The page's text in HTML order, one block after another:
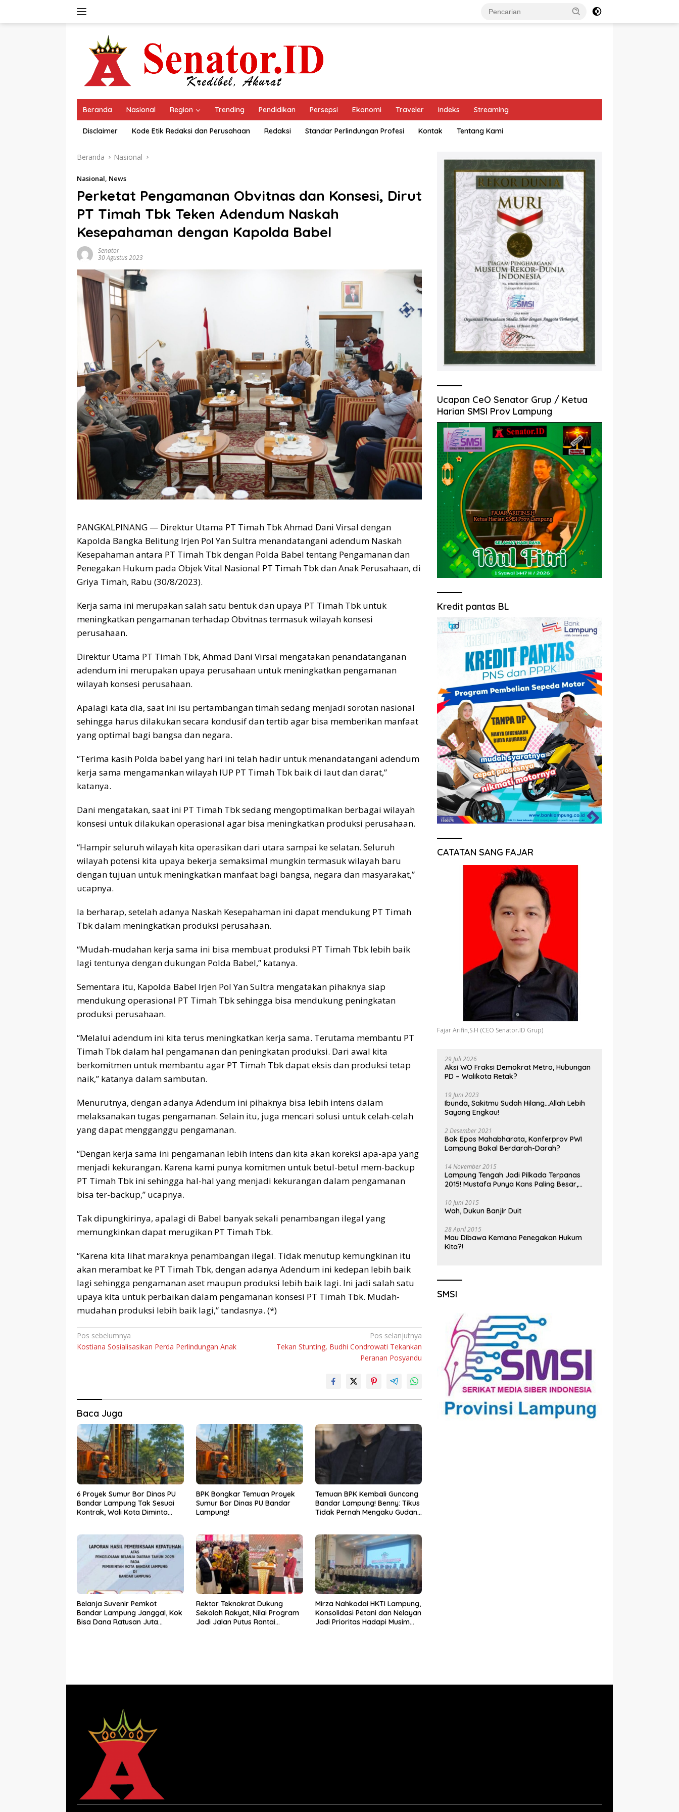
Beranda Nasional Region Trending Pendidikan Persepsi Ekonomi Traveler Indeks Streaming
Disclaimer Kode Etik Redaksi dan Perusahaan Redaksi Standar Perlindungan Profesi Kontak Tentang Kami
Beranda Nasional
Nasional, News
Perketat Pengamanan Obvitnas dan Konsesi, Dirut
PT Timah Tbk Teken Adendum Naskah
Kesepahaman dengan Kapolda Babel
Senator
30 Agustus 2023
PANGKALPINANG — Direktur Utama PT Timah Tbk Ahmad Dani Virsal dengan
Kapolda Bangka Belitung Irjen Pol Yan Sultra menandatangani adendum Naskah
Kesepahaman antara PT Timah Tbk dengan Polda Babel tentang Pengamanan dan
Penegakan Hukum pada Objek Vital Nasional PT Timah Tbk dan Anak Perusahaan, di
Griya Timah, Rabu (30/8/2023).
Kerja sama ini merupakan salah satu bentuk dan upaya PT Timah Tbk untuk
meningkatkan pengamanan terhadap Obvitnas termasuk wilayah konsesi
perusahaan.
Direktur Utama PT Timah Tbk, Ahmad Dani Virsal mengatakan penandatanganan
adendum ini merupakan upaya perusahaan untuk meningkatkan pengamanan
wilayah konsesi perusahaan.
Apalagi kata dia, saat ini isu pertambangan timah sedang menjadi sorotan nasional
sehingga harus dilakukan secara kondusif dan tertib agar bisa memberikan manfaat
yang optimal bagi bangsa dan negara.
“Terima kasih Polda babel yang hari ini telah hadir untuk menandatangani adendum
kerja sama mengamankan wilayah IUP PT Timah Tbk baik di laut dan darat,”
katanya.
Dani mengatakan, saat ini PT Timah Tbk sedang mengoptimalkan berbagai wilayah
konsesi untuk dilakukan operasional agar bisa meningkatkan produksi perusahaan.
“Hampir seluruh wilayah kita operasikan dari utara sampai ke selatan. Seluruh
wilayah potensi kita upaya bekerja semaksimal mungkin termasuk wilayah baru
dengan tujuan untuk meningkatkan manfaat bagi bangsa, negara dan masyarakat,”
ucapnya.
Ia berharap, setelah adanya Naskah Kesepahaman ini dapat mendukung PT Timah
Tbk dalam meningkatkan produksi perusahaan.
“Mudah-mudahan kerja sama ini bisa membuat produksi PT Timah Tbk lebih baik
lagi tentunya dengan dukungan Polda Babel,” katanya.
Sementara itu, Kapolda Babel Irjen Pol Yan Sultra mengatakan pihaknya siap
mendukung operasional PT Timah Tbk sehingga bisa mendukung peningkatan
produksi perusahaan.
“Melalui adendum ini kita terus meningkatkan kerja sama. Terutama membantu PT
Timah Tbk dalam hal pengamanan dan peningkatan produksi. Dari awal kita
berkomitmen untuk membantu agar PT Timah Tbk dapat eksis dan produksi tetap
naik,” katanya dalam sambutan.
Menurutnya, dengan adanya Adendum ini pihaknya bisa lebih intens dalam
melaksanakan tugas pengamanan. Selain itu, juga mencari solusi untuk celah-celah
yang dapat mengganggu pengamanan.
“Dengan kerja sama ini pengamanan lebih intens dan kita akan koreksi apa-apa yang
menjadi kekurangan. Karena kami punya komitmen untuk betul-betul mem-backup
PT Timah Tbk ini sehingga hal-hal yang menjadi kekurangan dalam pengamanan
bisa ter-backup,” ucapnya.
Tak dipungkirinya, apalagi di Babel banyak sekali penambangan ilegal yang
memungkinkan dapat merugikan PT Timah Tbk.
“Karena kita lihat maraknya penambangan ilegal. Tidak menutup kemungkinan itu
akan merambat ke PT Timah Tbk, dengan adanya Adendum ini kedepan lebih baik
lagi sehingga pengamanan aset maupun produksi lebih baik lagi. Ini jadi salah satu
upaya kita untuk perbaikan dalam pengamanan konsesi PT Timah Tbk. Mudah-
mudahan produksi lebih baik lagi,” tandasnya. (*)
Navigasi
pos
Pos sebelumnya
Kostiana Sosialisasikan Perda Perlindungan Anak
Pos selanjutnya
Tekan Stunting, Budhi Condrowati Tekankan
Peranan Posyandu
Baca Juga
6 Proyek Sumur Bor Dinas PU
Bandar Lampung Tak Sesuai
Kontrak, Wali Kota Diminta
BPK Bongkar Temuan Proyek
Sumur Bor Dinas PU Bandar
Lampung!
Temuan BPK Kembali Guncang
Bandar Lampung! Benny: Tikus
Tidak Pernah Mengaku Gudang
Belanja Suvenir Pemkot
Bandar Lampung Janggal, Kok
Bisa Dana Ratusan Juta
Rektor Teknokrat Dukung
Sekolah Rakyat, Nilai Program
Jadi Jalan Putus Rantai
Mirza Nahkodai HKTI Lampung,
Konsolidasi Petani dan Nelayan
Jadi Prioritas Hadapi Musim
Ucapan CeO Senator Grup / Ketua
Harian SMSI Prov Lampung
Kredit pantas BL
CATATAN SANG FAJAR
Fajar Arifin,S.H (CEO Senator.ID Grup)
29 Juli 2026
Aksi WO Fraksi Demokrat Metro, Hubungan
PD – Walikota Retak?
19 Juni 2023
Ibunda, Sakitmu Sudah Hilang…Allah Lebih
Sayang Engkau!
2 Desember 2021
Bak Epos Mahabharata, Konferprov PWI
Lampung Bakal Berdarah-Darah?
14 November 2015
Lampung Tengah Jadi Pilkada Terpanas
2015! Mustafa Punya Kans Paling Besar,
10 Juni 2015
Wah, Dukun Banjir Duit
28 April 2015
Mau Dibawa Kemana Penegakan Hukum
Kita?!
SMSI